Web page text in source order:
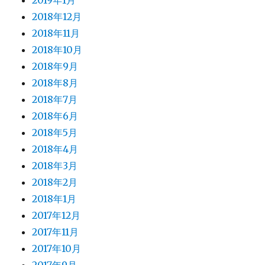
2018年12月
2018年11月
2018年10月
2018年9月
2018年8月
2018年7月
2018年6月
2018年5月
2018年4月
2018年3月
2018年2月
2018年1月
2017年12月
2017年11月
2017年10月